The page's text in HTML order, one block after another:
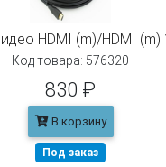
HDMI (m)/HDMI
Код товара: 576320
830 ₽
В корзину
Под заказ